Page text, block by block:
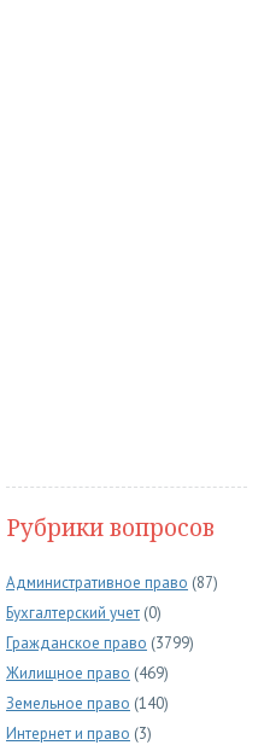
Рубрики вопросов
Административное право (87)
Бухгалтерский учет (0)
Гражданское право (3799)
Жилищное право (469)
Земельное право (140)
Интернет и право (3)